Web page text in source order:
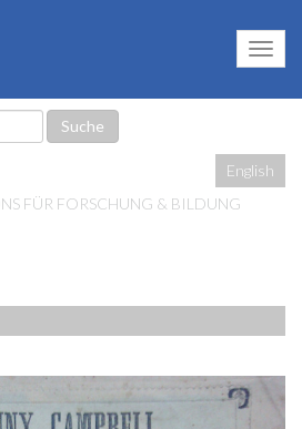
English
FÜR FORSCHUNG & BILDUNG